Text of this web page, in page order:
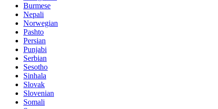
Burmese
Nepali
Norwegian
Pashto
Persian
Punjabi
Serbian
Sesotho
Sinhala
Slovak
Slovenian
Somali